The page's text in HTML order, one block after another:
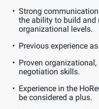
Strong
the ability to build
organizational levels.
Previous experience
Proven
negotiation skills.
Experience in the
be considered a plus.